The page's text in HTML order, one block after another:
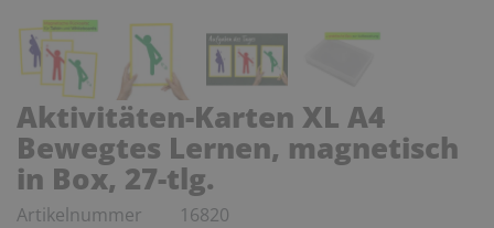
Aktivitäten-Karten XL A4
Bewegtes Lernen, magnetisch
in Box, 27-tlg.
Artikelnummer 16820